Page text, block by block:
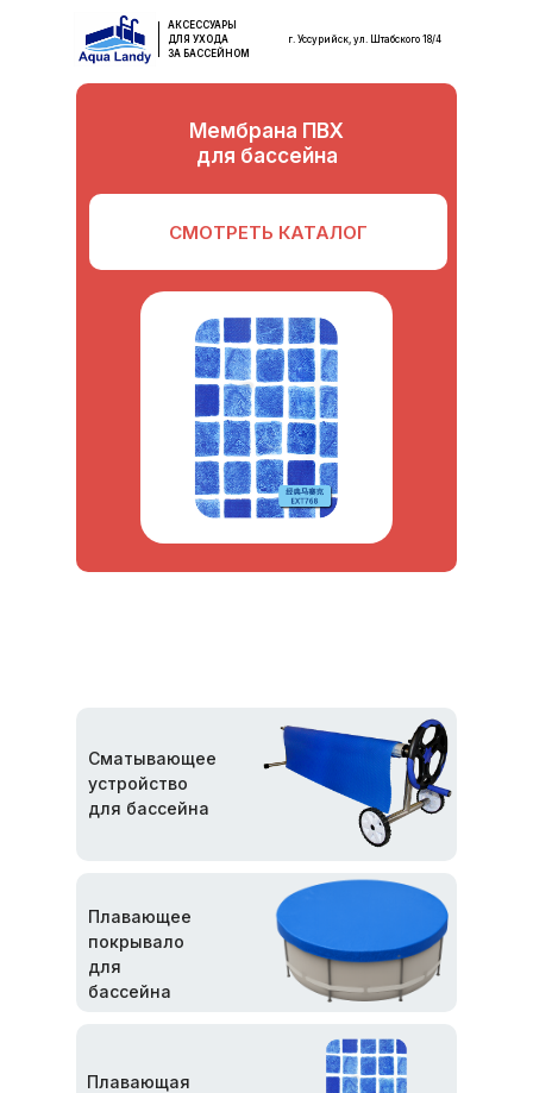
г. Уссурийск, ул. Штабского 18/4
АКСЕССУАРЫ
ДЛЯ УХОДА
ЗА БАССЕЙНОМ
СМОТРЕТЬ КАТАЛОГ
Мембрана ПВХ
для бассейна
Плавающая
Плавающее
покрывало
для
бассейна
Сматывающее
устройство
для бассейна